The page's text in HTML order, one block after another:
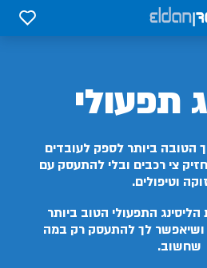
0
תפעולי
הטובה ביותר לספק לעובדים
צי רכבים ובלי להתעסק עם
וטיפולים.
התפעולי הטוב ביותר
ושיאפשר לך להתעסק רק במה
שחשוב.